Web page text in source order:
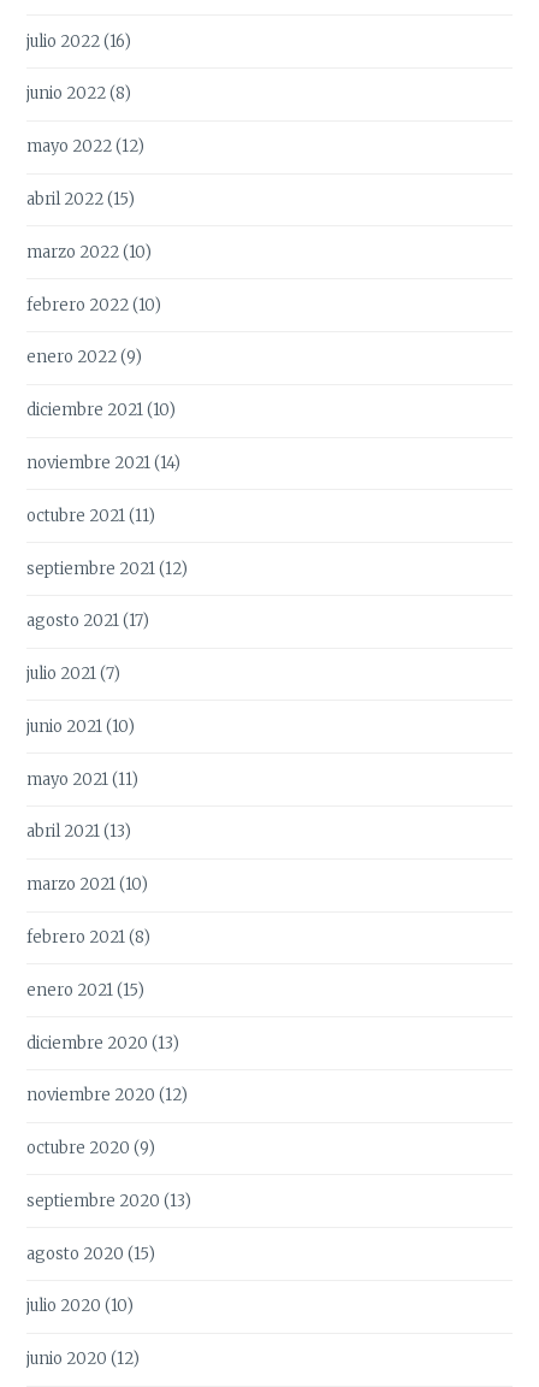
julio 2022(16)
junio 2022(8)
mayo 2022(12)
abril 2022(15)
marzo 2022(10)
febrero 2022(10)
enero 2022(9)
diciembre 2021(10)
noviembre 2021(14)
octubre 2021(11)
septiembre 2021(12)
agosto 2021(17)
julio 2021(7)
junio 2021(10)
mayo 2021(11)
abril 2021(13)
marzo 2021(10)
febrero 2021(8)
enero 2021(15)
diciembre 2020 (13)
noviembre 2020 (12)
octubre 2020 (9)
septiembre 2020 (13)
agosto 2020 (15)
julio 2020 (10)
junio 2020 (12)